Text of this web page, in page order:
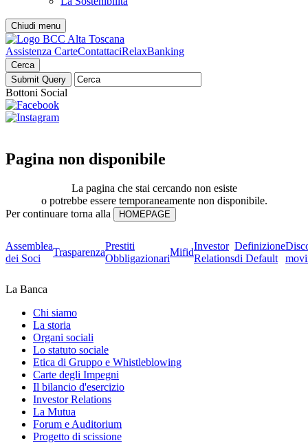
Chiudi menu
Assistenza CarteContattaciRelaxBanking
Cerca
Bottoni Social
Pagina non disponibile
La pagina che stai cercando non esiste
o potrebbe essere temporaneamente non disponibile.
Per continuare torna alla
Assemblea
dei Soci
Trasparenza
Prestiti
Obbligazionari
Mifid
Investor
Relations
Definizione
di Default
La Banca
Chi siamo
La storia
Organi sociali
Lo statuto sociale
Etica di Gruppo e Whistleblowing
Carte degli Impegni
Il bilancio d'esercizio
Investor Relations
La Mutua
Forum e Auditorium
Progetto di scissione